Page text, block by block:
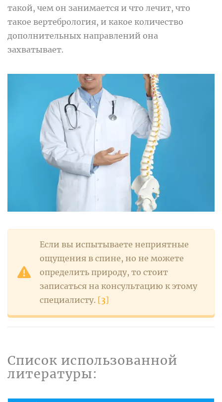
такой, чем он занимается и что лечит, что
такое вертебрология, и какое количество
дополнительных направлений она
захватывает.
Если вы испытываете неприятные
ощущения в спине, но не можете
определить природу, то стоит
записаться на консультацию к этому
специалисту. [3]
Список использованной
литературы: